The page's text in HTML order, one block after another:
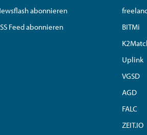
abonnieren
Feed abonnieren
BITMi
Uplink
VGSD
AGD
FALC
ZEIT.IO